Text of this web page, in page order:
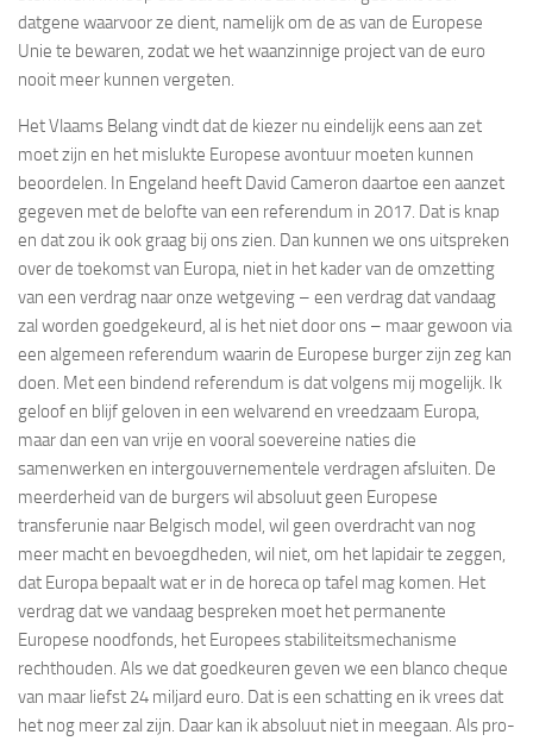
datgene waarvoor ze dient, namelijk om de as van de Europese
Unie te bewaren, zodat we het waanzinnige project van de euro
nooit meer kunnen vergeten.
Het Vlaams Belang vindt dat de kiezer nu eindelijk eens aan zet
moet zijn en het mislukte Europese avontuur moeten kunnen
beoordelen. In Engeland heeft David Cameron daartoe een aanzet
gegeven met de belofte van een referendum in 2017. Dat is knap
en dat zou ik ook graag bij ons zien. Dan kunnen we ons uitspreken
over de toekomst van Europa, niet in het kader van de omzetting
van een verdrag naar onze wetgeving – een verdrag dat vandaag
zal worden goedgekeurd, al is het niet door ons – maar gewoon via
een algemeen referendum waarin de Europese burger zijn zeg kan
doen. Met een bindend referendum is dat volgens mij mogelijk. Ik
geloof en blijf geloven in een welvarend en vreedzaam Europa,
maar dan een van vrije en vooral soevereine naties die
samenwerken en intergouvernementele verdragen afsluiten. De
meerderheid van de burgers wil absoluut geen Europese
transferunie naar Belgisch model, wil geen overdracht van nog
meer macht en bevoegdheden, wil niet, om het lapidair te zeggen,
dat Europa bepaalt wat er in de horeca op tafel mag komen. Het
verdrag dat we vandaag bespreken moet het permanente
Europese noodfonds, het Europees stabiliteitsmechanisme
rechthouden. Als we dat goedkeuren geven we een blanco cheque
van maar liefst 24 miljard euro. Dat is een schatting en ik vrees dat
het nog meer zal zijn. Daar kan ik absoluut niet in meegaan. Als pro-